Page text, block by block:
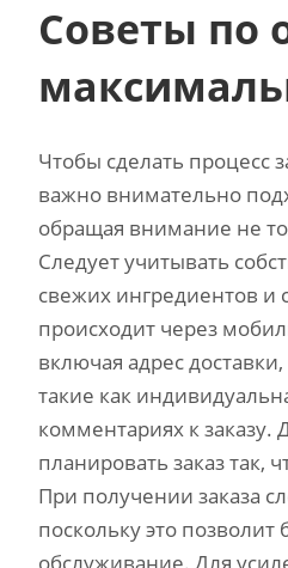
Советы по
Чтобы сделать процесс
важно внимательно
обращая внимание не
Следует учитывать
свежих ингредиентов и
происходит через
включая адрес
такие как
комментариях к
планировать заказ так‚
При получении заказа
поскольку это